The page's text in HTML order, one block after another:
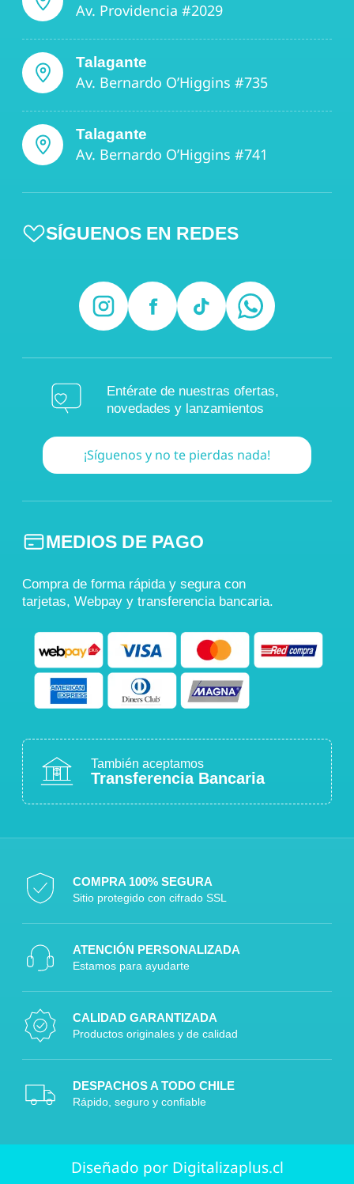
Av. Providencia #2029
Talagante
Av. Bernardo O’Higgins #735
Talagante
Av. Bernardo O’Higgins #741
SÍGUENOS EN REDES
Entérate de nuestras ofertas,
novedades y lanzamientos
¡Síguenos y no te pierdas nada!
MEDIOS DE PAGO
Compra de forma rápida y segura con
tarjetas, Webpay y transferencia bancaria.
También aceptamos
Transferencia Bancaria
COMPRA 100% SEGURA
Sitio protegido con cifrado SSL
ATENCIÓN PERSONALIZADA
Estamos para ayudarte
CALIDAD GARANTIZADA
Productos originales y de calidad
DESPACHOS A TODO CHILE
Rápido, seguro y confiable
Diseñado por Digitalizaplus.cl